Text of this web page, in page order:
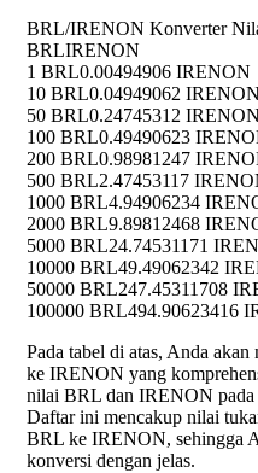
BRL/IRENON Konverter
BRLIRENON
1 BRL0.00494906 IRENON
10 BRL0.04949062 IRENON
50 BRL0.24745312 IRENON
100 BRL0.49490623
200 BRL0.98981247
500 BRL2.47453117
1000 BRL4.94906234
2000 BRL9.89812468
5000 BRL24.74531171
10000 BRL49.49062342
50000 BRL247.45311708
100000 BRL494.90623416
Pada tabel di atas, Anda
ke IRENON yang
nilai BRL dan IRENON pada
Daftar ini mencakup nilai
BRL ke IRENON, sehingga
konversi dengan jelas.